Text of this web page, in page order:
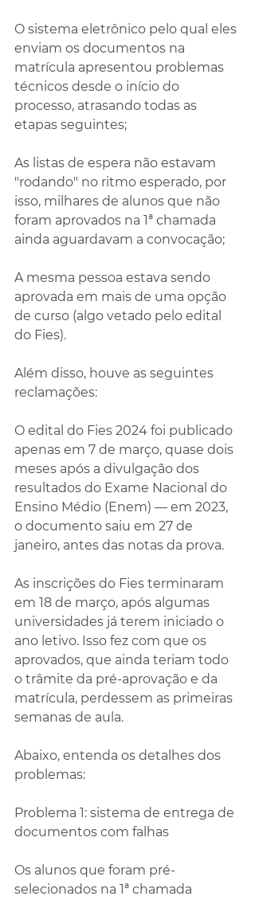
O sistema eletrônico pelo qual eles
enviam os documentos na
matrícula apresentou problemas
técnicos desde o início do
processo, atrasando todas as
etapas seguintes;
As listas de espera não estavam
"rodando" no ritmo esperado, por
isso, milhares de alunos que não
foram aprovados na 1ª chamada
ainda aguardavam a convocação;
A mesma pessoa estava sendo
aprovada em mais de uma opção
de curso (algo vetado pelo edital
do Fies).
Além disso, houve as seguintes
reclamações:
O edital do Fies 2024 foi publicado
apenas em 7 de março, quase dois
meses após a divulgação dos
resultados do Exame Nacional do
Ensino Médio (Enem) — em 2023,
o documento saiu em 27 de
janeiro, antes das notas da prova.
As inscrições do Fies terminaram
em 18 de março, após algumas
universidades já terem iniciado o
ano letivo. Isso fez com que os
aprovados, que ainda teriam todo
o trâmite da pré-aprovação e da
matrícula, perdessem as primeiras
semanas de aula.
Abaixo, entenda os detalhes dos
problemas:
Problema 1: sistema de entrega de
documentos com falhas
Os alunos que foram pré-
selecionados na 1ª chamada